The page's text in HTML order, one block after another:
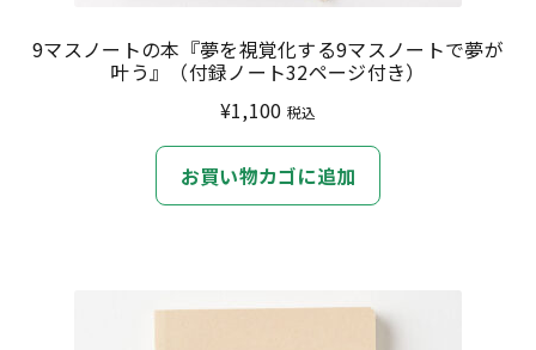
9マスノートの本『夢を視覚化する9マスノートで夢が
叶う』（付録ノート32ページ付き）
¥1,100 税込
お買い物カゴに追加